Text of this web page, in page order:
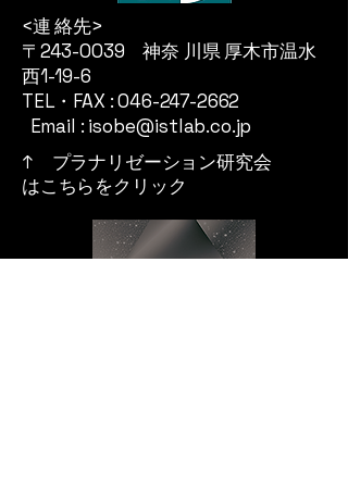
<連 絡先>
〒243-0039 神奈 川県 厚木市温水
西1-19-6
TEL・FAX : 046-247-2662
Email : isobe@istlab.co.jp
↑ プラナリゼーション研究会
はこちらをクリック